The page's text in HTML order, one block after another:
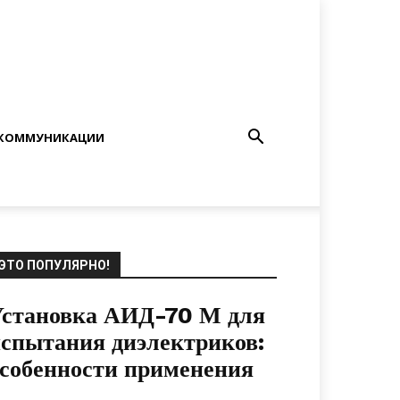
ПОПУЛЯРНО!
АИД-70 М для
диэлектриков:
применения
16.04.2020